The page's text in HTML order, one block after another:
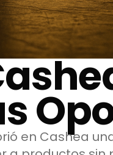
en Cashea